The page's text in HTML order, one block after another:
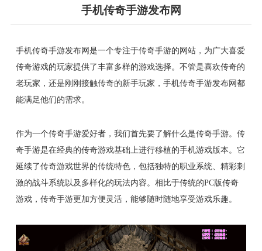
手机传奇手游发布网
手机传奇手游发布网是一个专注于传奇手游的网站，为广大喜爱
传奇游戏的玩家提供了丰富多样的游戏选择。不管是喜欢传奇的
老玩家，还是刚刚接触传奇的新手玩家，手机传奇手游发布网都
能满足他们的需求。
作为一个传奇手游爱好者，我们首先要了解什么是传奇手游。传
奇手游是在经典的传奇游戏基础上进行移植的手机游戏版本。它
延续了传奇游戏世界的传统特色，包括独特的职业系统、精彩刺
激的战斗系统以及多样化的玩法内容。相比于传统的PC版传奇
游戏，传奇手游更加方便灵活，能够随时随地享受游戏乐趣。